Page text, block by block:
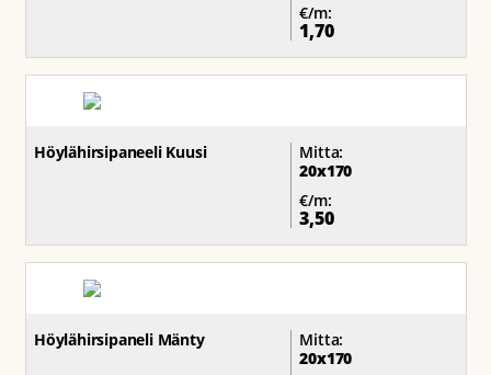
€/m:
1,70
Höylähirsipaneeli Kuusi
Mitta:
20x170
€/m:
3,50
Höylähirsipaneli Mänty
Mitta:
20x170